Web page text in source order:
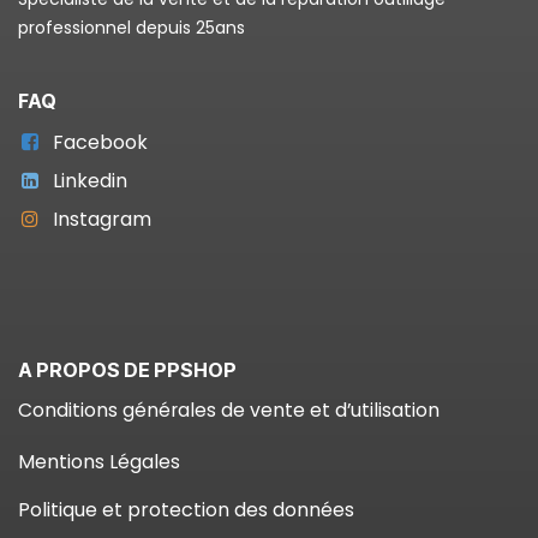
professionnel depuis 25ans
FAQ
Facebook
Linkedin
Instagram
A PROPOS DE PPSHOP
Conditions générales de vente et d’utilisation
Mentions Légales
Politique et protection des données